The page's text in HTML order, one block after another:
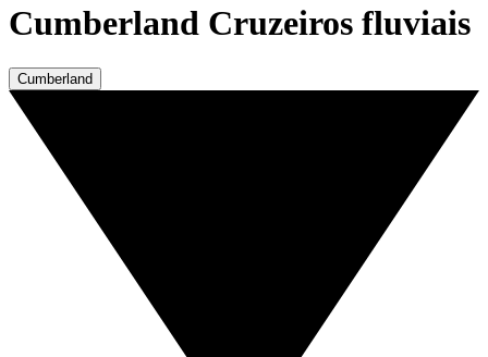
Cumberland Cruzeiros fluviais
Cumberland